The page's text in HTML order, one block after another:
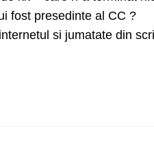
fost presedinte al CC ?
si jumatate din